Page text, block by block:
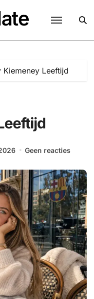
Kiemeney Leeftijd
Geen reacties